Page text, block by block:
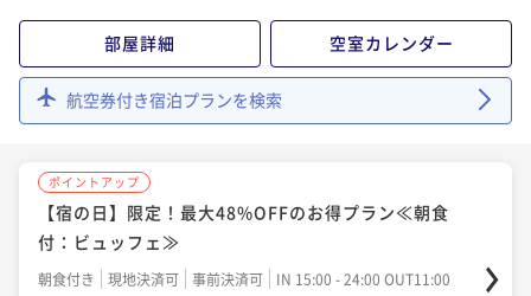
部屋詳細 空室カレンダー
航空券付き宿泊プランを検索
ポイントアップ
【宿の日】限定！最大48%OFFのお得プラン≪朝食
付：ビュッフェ≫
朝食付き 現地決済可 事前決済可
IN 15:00 - 24:00 OUT11:00